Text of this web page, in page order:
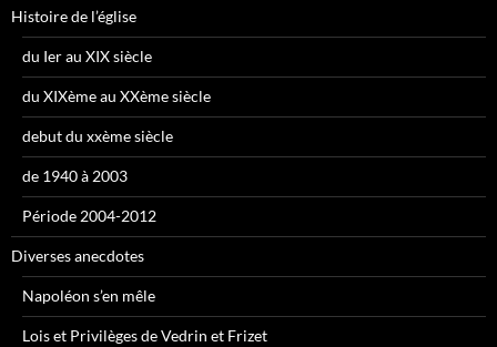
Histoire de l’église
du Ier au XIX siècle
du XIXème au XXème siècle
debut du xxème siècle
de 1940 à 2003
Période 2004-2012
Diverses anecdotes
Napoléon s’en mêle
Lois et Privilèges de Vedrin et Frizet